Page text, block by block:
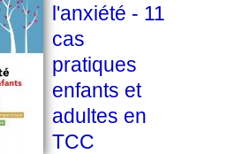
l'anxiété - 11
cas
pratiques
enfants et
adultes en
TCC